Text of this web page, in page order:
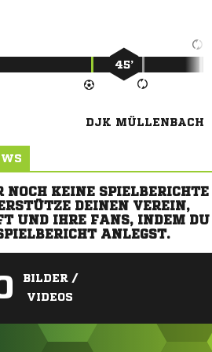
45’
DJK MÜLLENBACH
NOCH KEINE SPIELBERICHTE
DEINEN VEREIN,
UND IHRE FANS, INDEM DU
ANLEGST.
BILDER /
VIDEOS